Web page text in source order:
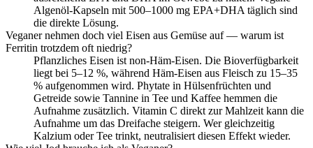
Algenöl-Kapseln mit 500–1000 mg EPA+DHA täglich sind
die direkte Lösung.
Veganer nehmen doch viel Eisen aus Gemüse auf — warum ist
Ferritin trotzdem oft niedrig?
Pflanzliches Eisen ist non-Häm-Eisen. Die Bioverfügbarkeit
liegt bei 5–12 %, während Häm-Eisen aus Fleisch zu 15–35
% aufgenommen wird. Phytate in Hülsenfrüchten und
Getreide sowie Tannine in Tee und Kaffee hemmen die
Aufnahme zusätzlich. Vitamin C direkt zur Mahlzeit kann die
Aufnahme um das Dreifache steigern. Wer gleichzeitig
Kalzium oder Tee trinkt, neutralisiert diesen Effekt wieder.